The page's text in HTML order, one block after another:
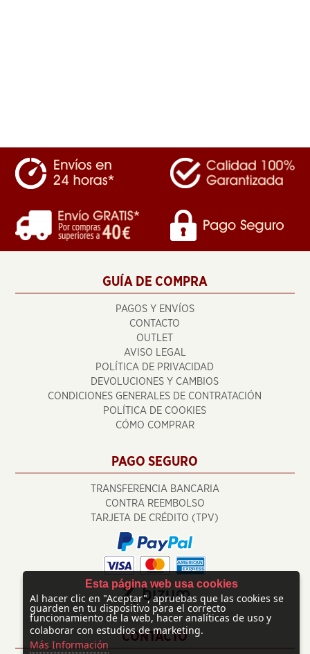
GUÍA DE COMPRA
PAGOS Y ENVÍOS
CONTACTO
OUTLET
AVISO LEGAL
POLÍTICA DE PRIVACIDAD
DEVOLUCIONES Y CAMBIOS
CONDICIONES GENERALES DE CONTRATACIÓN
POLÍTICA DE COOKIES
CÓMO COMPRAR
PAGO SEGURO
TRANSFERENCIA BANCARIA
CONTRA REEMBOLSO
TARJETA DE CRÉDITO (TPV)
CONTACTO
Esta página web usa cookies
Al hacer clic en "Aceptar", apruebas que las cookies se
guarden en tu dispositivo para el correcto
funcionamiento de la web, hacer analíticas de uso y
colaborar con estudios de marketing.
Más Información